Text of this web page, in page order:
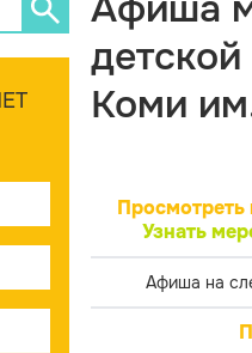
Коми
Просмотреть
Узнать
Афиша на